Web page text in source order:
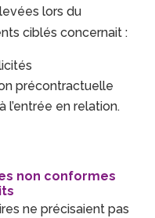
lors du
ciblés concernait :
précontractuelle
l’entrée en relation.
non conformes
ne précisaient pas